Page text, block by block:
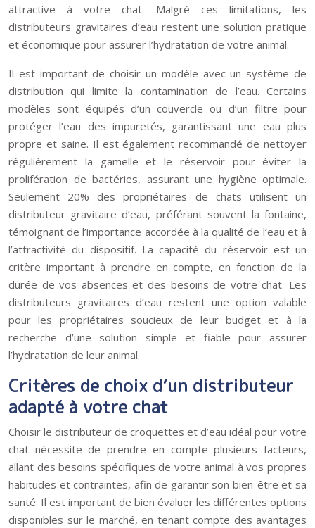
attractive à votre chat. Malgré ces limitations, les
distributeurs gravitaires d’eau restent une solution pratique
et économique pour assurer l’hydratation de votre animal.
Il est important de choisir un modèle avec un système de
distribution qui limite la contamination de l’eau. Certains
modèles sont équipés d’un couvercle ou d’un filtre pour
protéger l’eau des impuretés, garantissant une eau plus
propre et saine. Il est également recommandé de nettoyer
régulièrement la gamelle et le réservoir pour éviter la
prolifération de bactéries, assurant une hygiène optimale.
Seulement 20% des propriétaires de chats utilisent un
distributeur gravitaire d’eau, préférant souvent la fontaine,
témoignant de l’importance accordée à la qualité de l’eau et à
l’attractivité du dispositif. La capacité du réservoir est un
critère important à prendre en compte, en fonction de la
durée de vos absences et des besoins de votre chat. Les
distributeurs gravitaires d’eau restent une option valable
pour les propriétaires soucieux de leur budget et à la
recherche d’une solution simple et fiable pour assurer
l’hydratation de leur animal.
Critères de choix d’un distributeur
adapté à votre chat
Choisir le distributeur de croquettes et d’eau idéal pour votre
chat nécessite de prendre en compte plusieurs facteurs,
allant des besoins spécifiques de votre animal à vos propres
habitudes et contraintes, afin de garantir son bien-être et sa
santé. Il est important de bien évaluer les différentes options
disponibles sur le marché, en tenant compte des avantages